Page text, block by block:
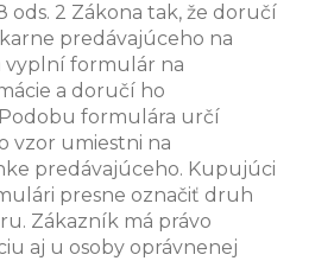
ods. 2 Zákona tak, že doručí
predávajúceho na
vyplní formulár na
a doručí ho
formulára určí
vzor umiestni na
predávajúceho. Kupujúci
presne označiť druh
Zákazník má právo
aj u osoby oprávnenej